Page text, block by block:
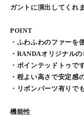
ガントに演出してくれま
POINT
・ふわふわのファーを
・RANDAオリジナル
・ポインテッドトゥで
・程よい高さで安定感
・リボンパーツ有りで
機能性